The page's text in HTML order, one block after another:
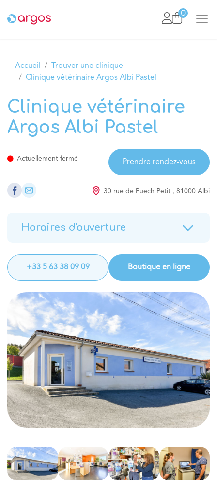
0
Accueil
Trouver une clinique
Clinique vétérinaire Argos Albi Pastel
Clinique vétérinaire
Argos Albi Pastel
Actuellement fermé Prendre rendez-vous
30 rue de Puech Petit , 81000 Albi
Horaires d'ouverture
+33 5 63 38 09 09 Boutique en ligne